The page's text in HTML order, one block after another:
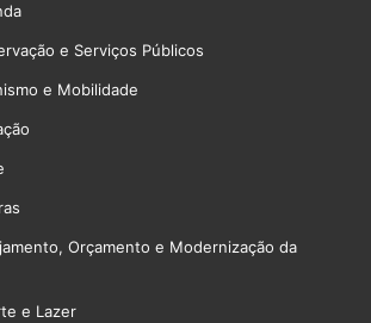
e Serviços Públicos
e Mobilidade
Orçamento e Modernização da
e Lazer